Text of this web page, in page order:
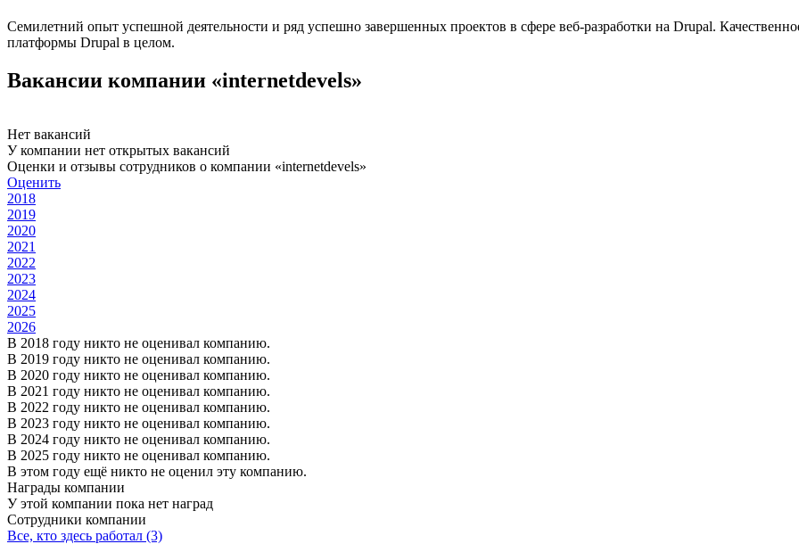
Семилетний опыт успешной деятельности и ряд успешно завершенных проектов в сфере веб-разработки на Drupal.
платформы Drupal в целом.
Вакансии компании «internetdevels»
Нет вакансий
У компании нет открытых вакансий
Оценки и отзывы сотрудников о компании «internetdevels»
Оценить
2018
2019
2020
2021
2022
2023
2024
2025
2026
В 2018 году никто не оценивал компанию.
В 2019 году никто не оценивал компанию.
В 2020 году никто не оценивал компанию.
В 2021 году никто не оценивал компанию.
В 2022 году никто не оценивал компанию.
В 2023 году никто не оценивал компанию.
В 2024 году никто не оценивал компанию.
В 2025 году никто не оценивал компанию.
В этом году ещё никто не оценил эту компанию.
Награды компании
У этой компании пока нет наград
Сотрудники компании
Все, кто здесь работал (3)